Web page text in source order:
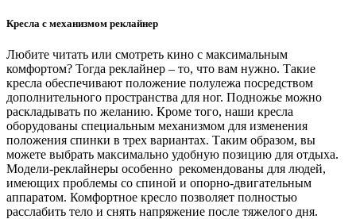
Кресла с механизмом реклайнер
Любите читать или смотреть кино с максимальным
комфортом? Тогда реклайнер – то, что вам нужно. Такие
кресла обеспечивают положение полулежа посредством
дополнительного пространства для ног. Подножье можно
раскладывать по желанию. Кроме того, наши кресла
оборудованы специальным механизмом для изменения
положения спинки в трех вариантах. Таким образом, вы
можете выбрать максимально удобную позицию для отдыха.
Модели-реклайнеры особенно рекомендованы для людей,
имеющих проблемы со спиной и опорно-двигательным
аппаратом. Комфортное кресло позволяет полностью
расслабить тело и снять напряжение после тяжелого дня.